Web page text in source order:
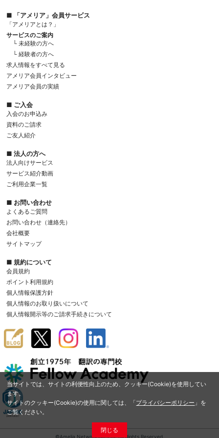
当サイトでは、サイトの利便性向上のため、クッキー(Cookie)を使用してい
ます。
サイトのクッキー(Cookie)の使用に関しては、「プライバシーポリシー 」を
ご覧ください。
閉じる
■ 「アメリア」会員サービス
「アメリアとは？」
サービスのご案内
└ 未経験の方へ
└ 経験者の方へ
求人情報をすべて見る
アメリア会員インタビュー
アメリア会員の実績
■ ご入会
入会のお申込み
資料のご請求
ご友人紹介
■ 法人の方へ
法人向けサービス
サービス紹介動画
ご利用企業一覧
■ お問い合わせ
よくあるご質問
お問い合わせ（連絡先）
会社概要
サイトマップ
■ 規約について
会員規約
ポイント利用規約
個人情報保護方針
個人情報のお取り扱いについて
個人情報開示等のご請求手続きについて
©Amelia Network Co.,Ltd. All Rights Reserved.